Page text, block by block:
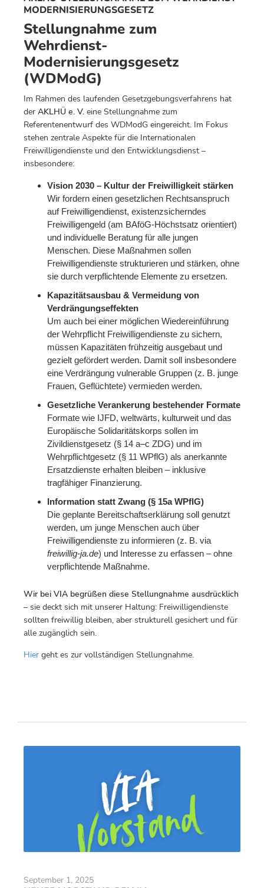
MODERNISIERUNGSGESETZ
Stellungnahme zum
Wehrdienst-
Modernisierungsgesetz
(WDModG)
Im Rahmen des laufenden Gesetzgebungsverfahrens hat
der AKLHÜ e. V. eine Stellungnahme zum
Referentenentwurf des WDModG eingereicht. Im Fokus
stehen zentrale Aspekte für die Internationalen
Freiwilligendienste und den Entwicklungsdienst –
insbesondere:
Vision 2030 – Kultur der Freiwilligkeit stärken
Wir fordern einen gesetzlichen Rechtsanspruch
auf Freiwilligendienst, existenzsicherndes
Freiwilligengeld (am BAföG-Höchstsatz orientiert)
und individuelle Beratung für alle jungen
Menschen. Diese Maßnahmen sollen
Freiwilligendienste strukturieren und stärken, ohne
sie durch verpflichtende Elemente zu ersetzen.
Kapazitätsausbau & Vermeidung von
Verdrängungseffekten
Um auch bei einer möglichen Wiedereinführung
der Wehrpflicht Freiwilligendienste zu sichern,
müssen Kapazitäten frühzeitig ausgebaut und
gezielt gefördert werden. Damit soll insbesondere
eine Verdrängung vulnerable Gruppen (z. B. junge
Frauen, Geflüchtete) vermieden werden.
Gesetzliche Verankerung bestehender Formate
Formate wie IJFD, weltwärts, kulturweit und das
Europäische Solidaritätskorps sollen im
Zivildienstgesetz (§ 14 a–c ZDG) und im
Wehrpflichtgesetz (§ 11 WPflG) als anerkannte
Ersatzdienste erhalten bleiben – inklusive
tragfähiger Finanzierung.
Information statt Zwang (§ 15a WPflG)
Die geplante Bereitschaftserklärung soll genutzt
werden, um junge Menschen auch über
Freiwilligendienste zu informieren (z. B. via
freiwillig-ja.de) und Interesse zu erfassen – ohne
verpflichtende Maßnahme.
Wir bei VIA begrüßen diese Stellungnahme ausdrücklich
– sie deckt sich mit unserer Haltung: Freiwilligendienste
sollten freiwillig bleiben, aber strukturell gesichert und für
alle zugänglich sein.
Hier geht es zur vollständigen Stellungnahme.
September 1, 2025